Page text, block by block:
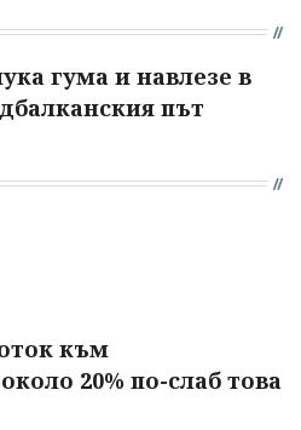
гума и навлезе в
път
към
20% по-слаб това